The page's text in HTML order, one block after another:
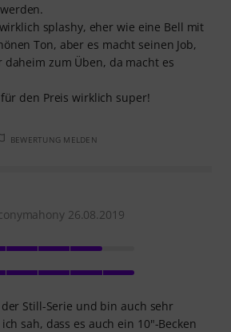
splashy, eher wie eine Bell mit
Ton, aber es macht seinen Job,
zum Üben, da macht es
den Preis wirklich super!
BEWERTUNG MELDEN
26.08.2019
Still-Serie und bin auch sehr
sah, dass es auch ein 10"-Becken